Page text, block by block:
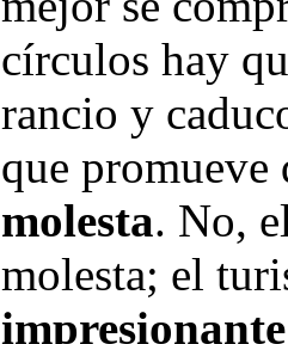
círculos hay
rancio y
que
molesta. No,
molesta; el
impresionante